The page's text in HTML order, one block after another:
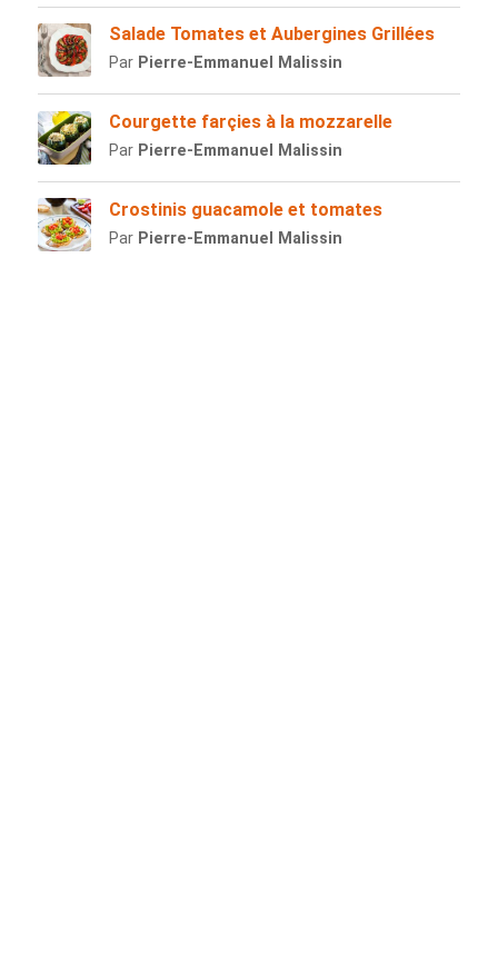
Salade Tomates et Aubergines Grillées
Par Pierre-Emmanuel Malissin
Courgette farçies à la mozzarelle
Par Pierre-Emmanuel Malissin
Crostinis guacamole et tomates
Par Pierre-Emmanuel Malissin